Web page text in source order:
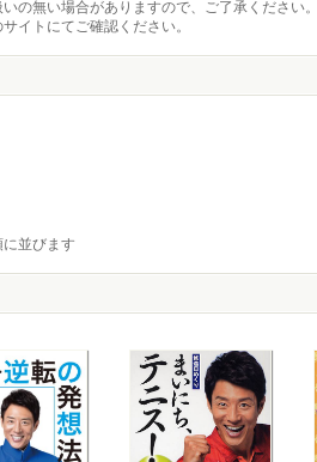
の無い場合がありますので、ご了承ください。
イトにてご確認ください。
並びます